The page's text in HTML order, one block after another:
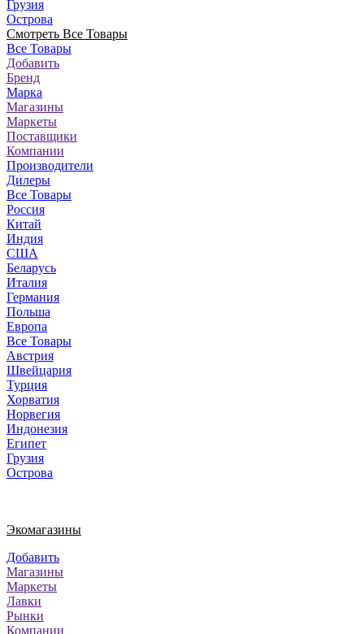
Грузия
Острова
Смотреть Все Товары
Все Товары
Добавить
Бренд
Марка
Магазины
Маркеты
Поставщики
Компании
Производители
Дилеры
Все Товары
Россия
Китай
Индия
США
Беларусь
Италия
Германия
Польша
Европа
Все Товары
Австрия
Швейцария
Турция
Хорватия
Норвегия
Индонезия
Египет
Грузия
Острова
Экомагазины
Добавить
Магазины
Маркеты
Лавки
Рынки
Компании